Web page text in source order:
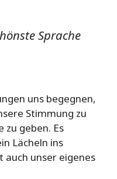
Sprache
uns begegnen,
Stimmung zu
zu geben. Es
Lächeln ins
auch unser eigenes